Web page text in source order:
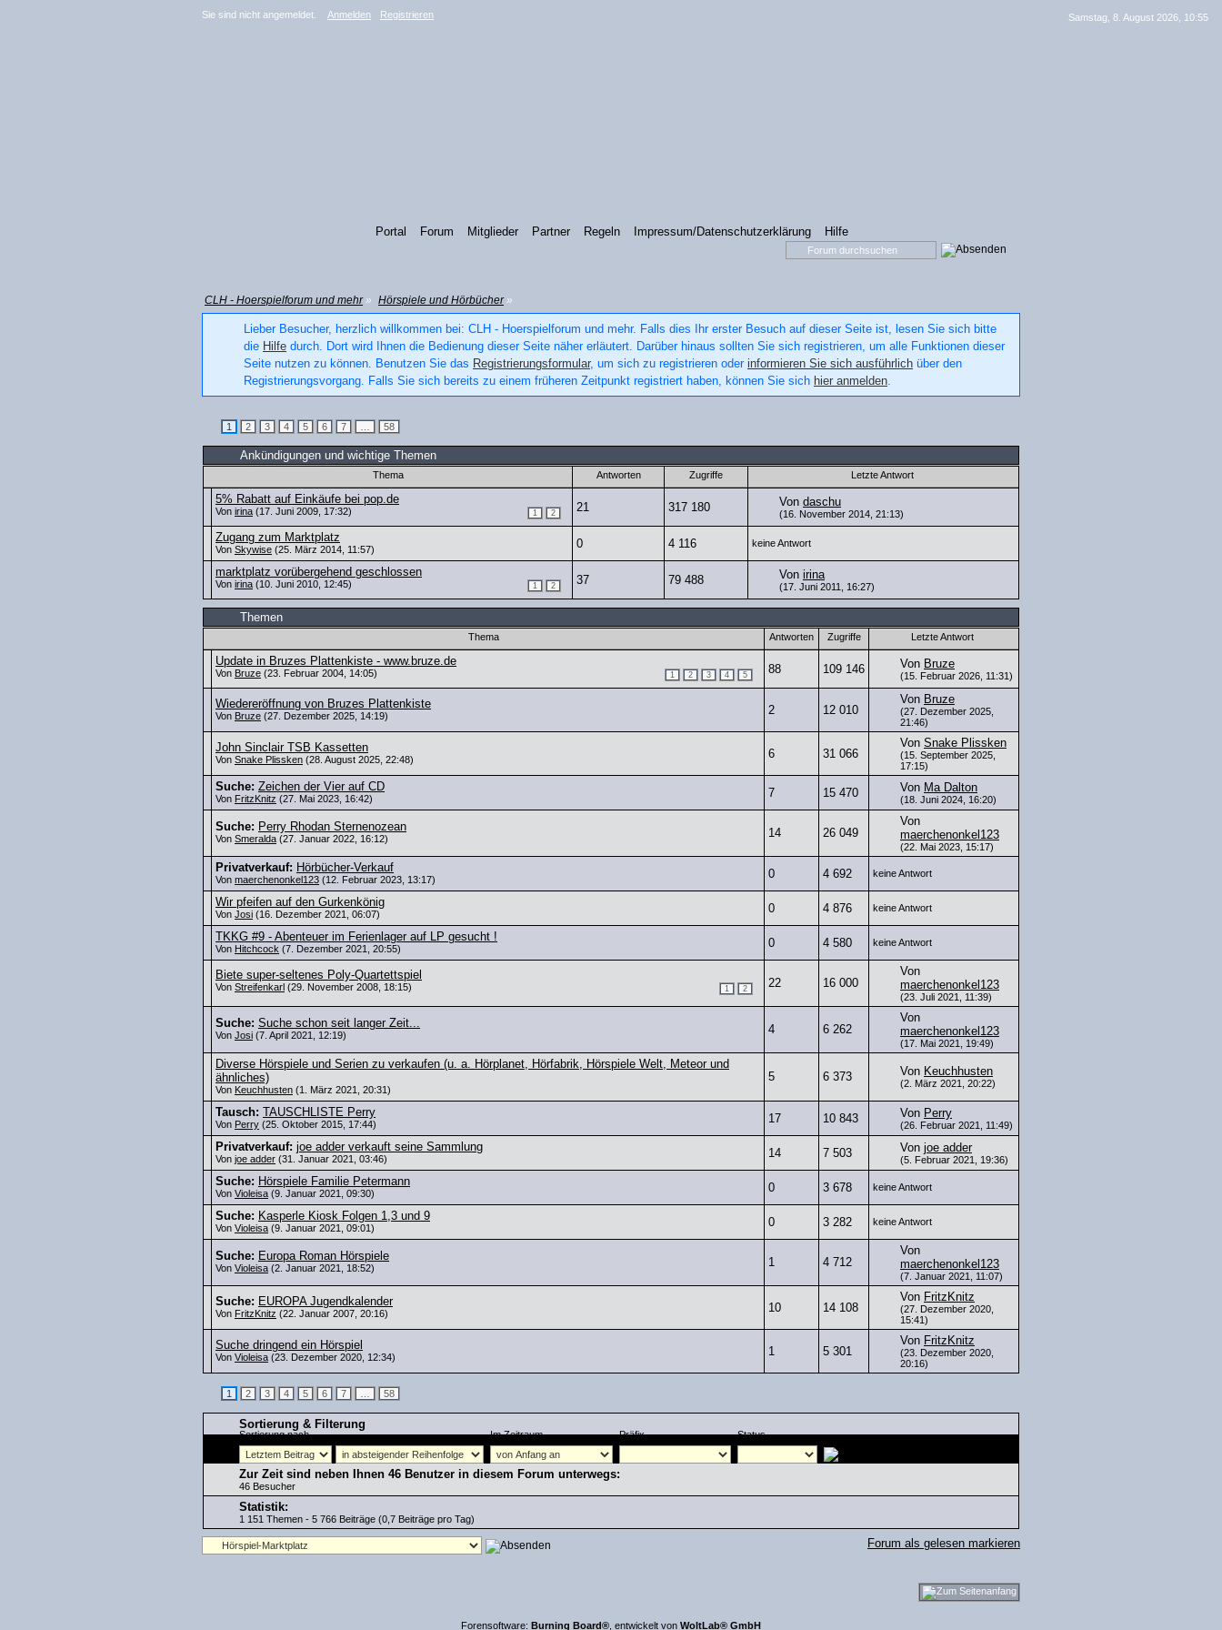
Sie sind nicht angemeldet. Anmelden Registrieren
Portal Forum Mitglieder Partner Regeln Impressum/Datenschutzerklärung Hilfe
CLH - Hoerspielforum und mehr» Hörspiele und Hörbücher»
Lieber Besucher, herzlich willkommen bei: CLH - Hoerspielforum und mehr. Falls dies Ihr erster Besuch auf dieser Seite ist, lesen Sie sich bitte
die Hilfe durch. Dort wird Ihnen die Bedienung dieser Seite näher erläutert. Darüber hinaus sollten Sie sich registrieren, um alle Funktionen dieser
Seite nutzen zu können. Benutzen Sie das Registrierungsformular, um sich zu registrieren oder informieren Sie sich ausführlich über den
Registrierungsvorgang. Falls Sie sich bereits zu einem früheren Zeitpunkt registriert haben, können Sie sich hier anmelden.
1 2 3 4 5 6 7 … 58
Ankündigungen und wichtige Themen
Thema Antworten Zugriffe Letzte Antwort
5% Rabatt auf Einkäufe bei pop.de
1 2
Von irina (17. Juni 2009, 17:32) 21 317 180 Von daschu
(16. November 2014, 21:13)
Zugang zum Marktplatz
Von Skywise (25. März 2014, 11:57) 0 4 116 keine Antwort
marktplatz vorübergehend geschlossen
1 2
Von irina (10. Juni 2010, 12:45) 37 79 488 Von irina
(17. Juni 2011, 16:27)
Themen
Thema Antworten Zugriffe Letzte Antwort
Update in Bruzes Plattenkiste - www.bruze.de
1 2 3 4 5
Von Bruze (23. Februar 2004, 14:05) 88 109 146 Von Bruze
(15. Februar 2026, 11:31)
Wiedereröffnung von Bruzes Plattenkiste
Von Bruze (27. Dezember 2025, 14:19) 2 12 010
Von Bruze
(27. Dezember 2025,
21:46)
John Sinclair TSB Kassetten
Von Snake Plissken (28. August 2025, 22:48) 6 31 066
Von Snake Plissken
(15. September 2025,
17:15)
Suche: Zeichen der Vier auf CD
Von FritzKnitz (27. Mai 2023, 16:42) 7 15 470 Von Ma Dalton
(18. Juni 2024, 16:20)
Suche: Perry Rhodan Sternenozean
Von Smeralda (27. Januar 2022, 16:12) 14 26 049
Von
maerchenonkel123
(22. Mai 2023, 15:17)
Privatverkauf: Hörbücher-Verkauf
Von maerchenonkel123 (12. Februar 2023, 13:17) 0 4 692 keine Antwort
Wir pfeifen auf den Gurkenkönig
Von Josi (16. Dezember 2021, 06:07) 0 4 876 keine Antwort
TKKG #9 - Abenteuer im Ferienlager auf LP gesucht !
Von Hitchcock (7. Dezember 2021, 20:55) 0 4 580 keine Antwort
Biete super-seltenes Poly-Quartettspiel
1 2
Von Streifenkarl (29. November 2008, 18:15) 22 16 000
Von
maerchenonkel123
(23. Juli 2021, 11:39)
Suche: Suche schon seit langer Zeit...
Von Josi (7. April 2021, 12:19) 4 6 262
Von
maerchenonkel123
(17. Mai 2021, 19:49)
Diverse Hörspiele und Serien zu verkaufen (u. a. Hörplanet, Hörfabrik, Hörspiele Welt, Meteor und
ähnliches)
Von Keuchhusten (1. März 2021, 20:31)
5 6 373 Von Keuchhusten
(2. März 2021, 20:22)
Tausch: TAUSCHLISTE Perry
Von Perry (25. Oktober 2015, 17:44) 17 10 843 Von Perry
(26. Februar 2021, 11:49)
Privatverkauf: joe adder verkauft seine Sammlung
Von joe adder (31. Januar 2021, 03:46) 14 7 503 Von joe adder
(5. Februar 2021, 19:36)
Suche: Hörspiele Familie Petermann
Von Violeisa (9. Januar 2021, 09:30) 0 3 678 keine Antwort
Suche: Kasperle Kiosk Folgen 1,3 und 9
Von Violeisa (9. Januar 2021, 09:01) 0 3 282 keine Antwort
Suche: Europa Roman Hörspiele
Von Violeisa (2. Januar 2021, 18:52) 1 4 712
Von
maerchenonkel123
(7. Januar 2021, 11:07)
Suche: EUROPA Jugendkalender
Von FritzKnitz (22. Januar 2007, 20:16) 10 14 108
Von FritzKnitz
(27. Dezember 2020,
15:41)
Suche dringend ein Hörspiel
Von Violeisa (23. Dezember 2020, 12:34) 1 5 301
Von FritzKnitz
(23. Dezember 2020,
20:16)
1 2 3 4 5 6 7 58
Sortierung & Filterung
Sortierung nach Im Zeitraum Präfix Status
Zur Zeit sind neben Ihnen 46 Benutzer in diesem Forum unterwegs:
46 Besucher
Statistik:
1 151 Themen - 5 766 Beiträge (0,7 Beiträge pro Tag)
Forum als gelesen markieren
Samstag, 8. August 2026, 10:55
Forensoftware: Burning Board® , entwickelt von WoltLab® GmbH